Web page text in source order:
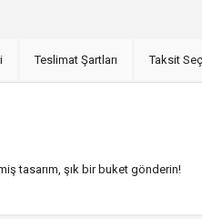
Teslimat Şartları Taksit
tasarım, şık bir buket gönderin!